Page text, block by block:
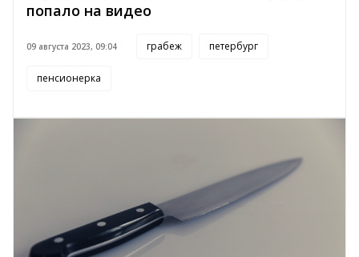
попало на видео
09 августа 2023, 09:04 грабеж петербург
пенсионерка